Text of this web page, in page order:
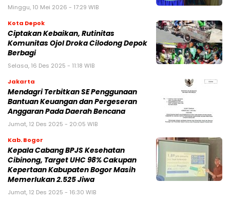
Minggu, 10 Mei 2026 - 17:29 WIB
Kota Depok
Ciptakan Kebaikan, Rutinitas
Komunitas Ojol Droka Cilodong Depok
Berbagi
Selasa, 16 Des 2025 - 11:18 WIB
Jakarta
Mendagri Terbitkan SE Penggunaan
Bantuan Keuangan dan Pergeseran
Anggaran Pada Daerah Bencana
Jumat, 12 Des 2025 - 20:05 WIB
Kab. Bogor
Kepala Cabang BPJS Kesehatan
Cibinong, Target UHC 98% Cakupan
Kepertaan Kabupaten Bogor Masih
Memerlukan 2.525 Jiwa
Jumat, 12 Des 2025 - 16:30 WIB